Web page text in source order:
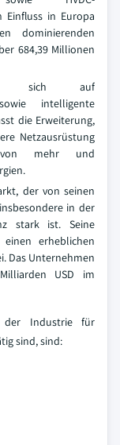
Einfluss in Europa
dominierenden
684,39 Millionen
sich auf
intelligente
die Erweiterung,
Netzausrüstung
von mehr und
der von seinen
in der
stark ist. Seine
einen erheblichen
Das Unternehmen
USD im
der Industrie für
sind, sind: